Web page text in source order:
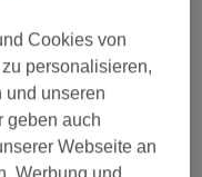
anzeigen
ab
Cookies von
personalisieren,
und unseren
geben auch
Webseite an
Werbung und